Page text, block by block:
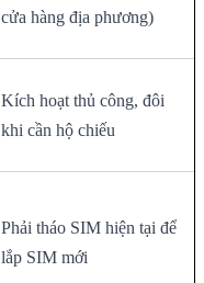
cửa hàng địa phương)
Kích hoạt thủ công, đôi
khi cần hộ chiếu
Phải tháo SIM hiện tại để
lắp SIM mới